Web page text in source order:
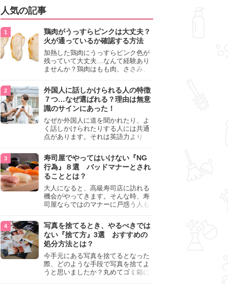
人気の記事
鶏肉がうっすらピンクは大丈夫？
火が通っているか確認する方法
加熱した鶏肉にうっすらピンク色が
残っていて大丈夫…なんて経験あり
ませんか？鶏肉はもも肉、ささみ、
わいが異なり、いろいろと楽しめる
料理ですが、鶏肉は加熱した後でも
うっすらピンク色の部分が大丈夫な
のと気になるときがあります。この
記事では生焼けか火が通っているの
かを確認する方法や、鶏肉を調理す
るときの注意点を紹介しますので、
参考にしてみてくださいね。
外国人に話しかけられる人の特徴
７つ…なぜ選ばれる？理由は無意
識のサインにあった！
なぜか外国人に道を聞かれたり、よ
く話しかけられたりする人には共通
点があります。それは英語力より
けても大丈夫」というサインが関係
しています。よく選ばれる人の特徴
や、英語が苦手でも焦らない対処
法、自分を守るための注意点を詳し
く解説します。
寿司屋でやってはいけない『NG
行為』８選 バッドマナーとされ
ることとは？
大人になると、高級寿司店に訪れる
機会がやってきます。そんな時、寿
司屋ならではのマナーに戸惑う人も
らためて寿司屋でやってはいけない
『NG行為』をチェックしましょう。
写真を捨てるとき、やるべきでは
ない『捨て方』3選 おすすめの
処分方法とは？
今手元にある写真を捨てるとなった
際、どのような手段で写真を捨てよ
うと思いましたか？丸めてゴミ箱に